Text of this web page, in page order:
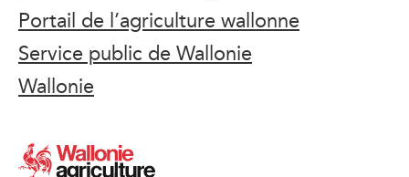
Portail de l’agriculture wallonne
Service public de Wallonie
Wallonie